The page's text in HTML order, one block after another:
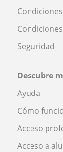
Seguridad
Descubre
Ayuda
Cómo
Acceso
Acceso a